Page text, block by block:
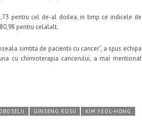
pentru cel de-al doilea, in timp ce indicele de
pentru celalalt.
simtita de pacientii cu cancer”, a spus echipa
cu chimioterapia cancerului, a mai mentionat
GINSENG ROSU
KIM YEOL-HONG